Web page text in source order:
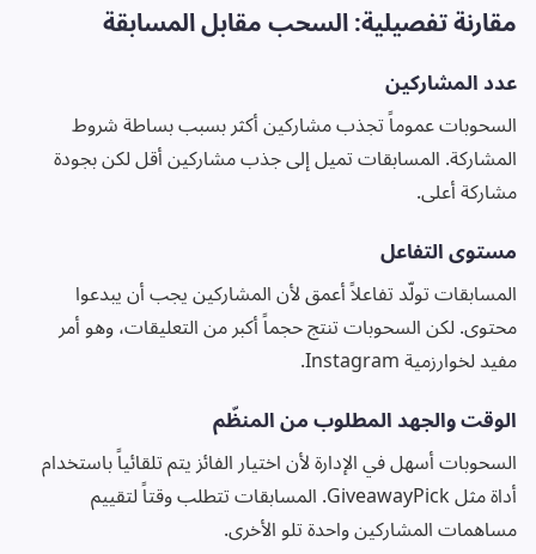
مقارنة تفصيلية: السحب مقابل المسابقة
عدد المشاركين
السحوبات عموماً تجذب مشاركين أكثر بسبب بساطة شروط
المشاركة. المسابقات تميل إلى جذب مشاركين أقل لكن بجودة
مشاركة أعلى.
مستوى التفاعل
المسابقات تولّد تفاعلاً أعمق لأن المشاركين يجب أن يبدعوا
محتوى. لكن السحوبات تنتج حجماً أكبر من التعليقات، وهو أمر
مفيد لخوارزمية Instagram.
الوقت والجهد المطلوب من المنظّم
السحوبات أسهل في الإدارة لأن اختيار الفائز يتم تلقائياً باستخدام
أداة مثل GiveawayPick. المسابقات تتطلب وقتاً لتقييم
مساهمات المشاركين واحدة تلو الأخرى.